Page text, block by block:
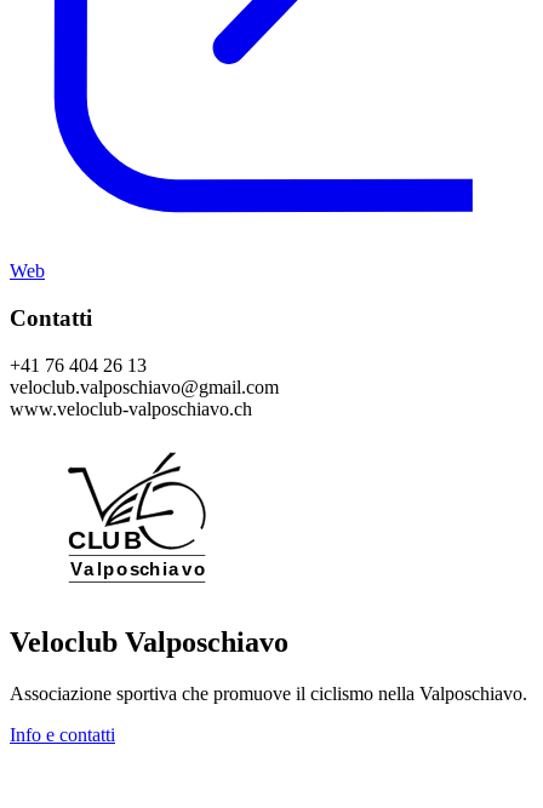
Web
Contatti
+41 76 404 26 13
veloclub.valposchiavo@gmail.com
www.veloclub-valposchiavo.ch
Veloclub Valposchiavo
Associazione sportiva che promuove il ciclismo nella Valposchiavo.
Info e contatti